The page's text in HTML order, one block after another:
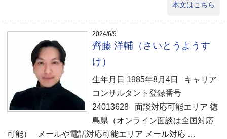
本文はこちら
2024/6/9
齊藤 洋輔（さいとうようす
け）
生年月日 1985年8月4日 キャリア
コンサルタント登録番号
24013628 面談対応可能エリア 徳
島県（オンライン面談は全国対応
可能） メールや電話対応可能エリア メール対応 …